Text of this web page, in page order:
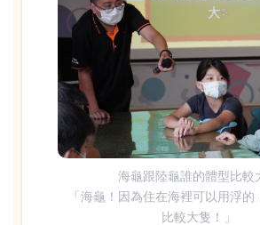
海龜跟陸龜誰的體型比較
「海龜！因為住在海裡可以用浮的
比較大隻！」